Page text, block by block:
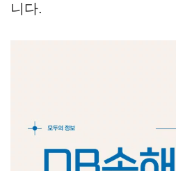
니다.